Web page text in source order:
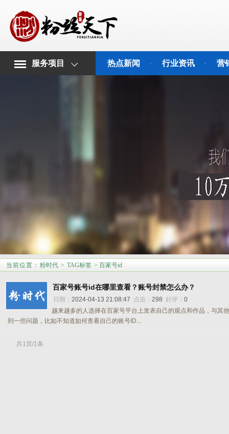
服务项目 热点新闻 行业资讯 营
当前位置 ： 粉时代 > TAG标签 > 百家号id
百家号账号id在哪里查看？账号封禁怎么办？
日期： 2024-04-13 21:08:47 点击： 298 好评： 0
越来越多的人选择在百家号平台上发表自己的观点和作品，与其
到一些问题，比如不知道如何查看自己的账号ID...
共1页/1条